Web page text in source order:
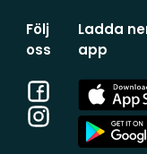
Följ
oss
Facebook
Instagram
Ladda
app
App
Store
App
Store